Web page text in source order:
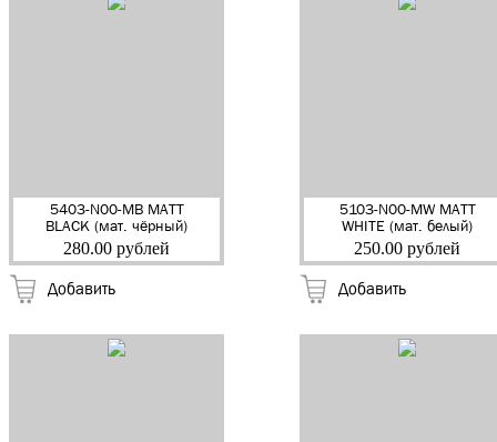
5403-N00-MB MATT
BLACK (мат. чёрный)
Крючок мебельный
"EDSON" (25)
280.00 рублей
Добавить
5103-N00-MW MATT
WHITE (мат. белый)
Крючок мебельный
"EDSON" (25)
250.00 рублей
Добавить